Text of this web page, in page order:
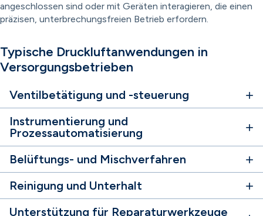
angeschlossen sind oder mit Geräten interagieren, die einen
präzisen, unterbrechungsfreien Betrieb erfordern.
Typische Druckluftanwendungen in
Versorgungsbetrieben
Ventilbetätigung und -steuerung
Instrumentierung und
Prozessautomatisierung
Belüftungs- und Mischverfahren
Reinigung und Unterhalt
Unterstützung für Reparaturwerkzeuge